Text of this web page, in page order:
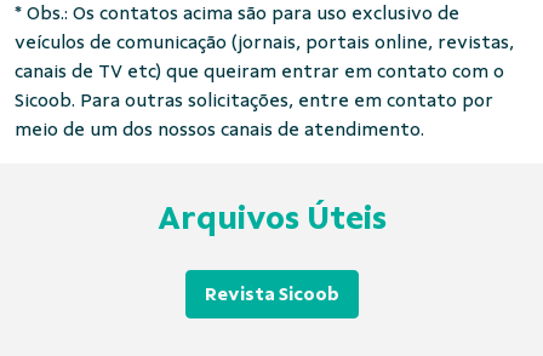
* Obs.: Os contatos acima são para uso exclusivo de
veículos de comunicação (jornais, portais online, revistas,
canais de TV etc) que queiram entrar em contato com o
Sicoob. Para outras solicitações, entre em contato por
meio de um dos nossos canais de atendimento.
Arquivos Úteis
Revista Sicoob